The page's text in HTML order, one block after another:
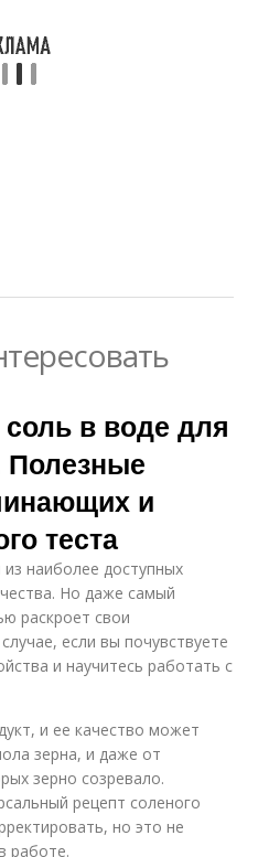
соль в воде для
Полезные
и
теста
наиболее доступных
Но даже самый
раскроет свои
если вы почувствуете
и научитесь работать с
и ее качество может
зерна, и даже от
зерно созревало.
рецепт соленого
но это не
работе.